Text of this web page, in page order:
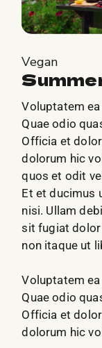
Vegan
Voluptatem
Quae odio
Officia et
dolorum hic
quos et odit
Et et ducimus
nisi. Ullam
sit fugiat dolor
non itaque ut
Voluptatem
Quae odio
Officia et
dolorum hic